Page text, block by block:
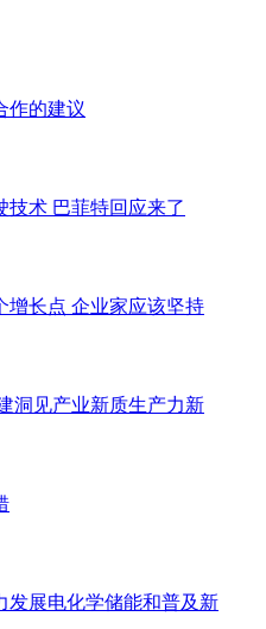
作的建议
技术 巴菲特回应来了
增长点 企业家应该坚持
洞见产业新质生产力新
发展电化学储能和普及新